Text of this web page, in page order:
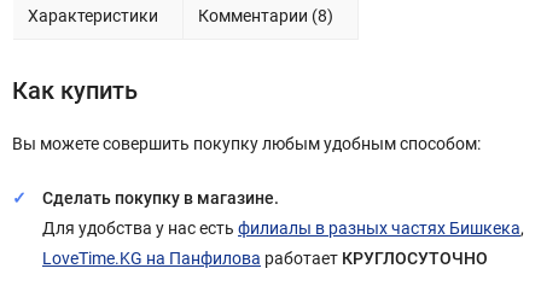
Характеристики Комментарии (8)
Как купить
Вы можете совершить покупку любым удобным способом:
Сделать покупку в магазине.
Для удобства у нас есть филиалы в разных частях Бишкека,
LoveTime.KG на Панфилова работает КРУГЛОСУТОЧНО